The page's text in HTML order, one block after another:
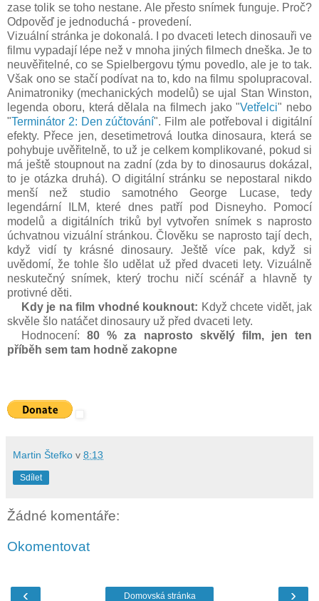
zase tolik se toho nestane. Ale přesto snímek funguje. Proč?
Odpověď je jednoduchá - provedení.
Vizuální stránka je dokonalá. I po dvaceti letech dinosauři ve
filmu vypadají lépe než v mnoha jiných filmech dneška. Je to
neuvěřitelné, co se Spielbergovu týmu povedlo, ale je to tak.
Však ono se stačí podívat na to, kdo na filmu spolupracoval.
Animatroniky (mechanických modelů) se ujal Stan Winston,
legenda oboru, která dělala na filmech jako "Vetřelci" nebo
"Terminátor 2: Den zúčtování". Film ale potřeboval i digitální
efekty. Přece jen, desetimetrová loutka dinosaura, která se
pohybuje uvěřitelně, to už je celkem komplikované, pokud si
má ještě stoupnout na zadní (zda by to dinosaurus dokázal,
to je otázka druhá). O digitální stránku se nepostaral nikdo
menší než studio samotného George Lucase, tedy
legendární ILM, které dnes patří pod Disneyho. Pomocí
modelů a digitálních triků byl vytvořen snímek s naprosto
úchvatnou vizuální stránkou. Člověku se naprosto tají dech,
když vidí ty krásné dinosaury. Ještě více pak, když si
uvědomí, že tohle šlo udělat už před dvaceti lety. Vizuálně
neskutečný snímek, který trochu ničí scénář a hlavně ty
protivné děti.
Kdy je na film vhodné kouknout: Když chcete vidět, jak
skvěle šlo natáčet dinosaury už před dvaceti lety.
Hodnocení:80 % za naprosto skvělý film, jen ten
příběh sem tam hodně zakopne
Martin Štefko v 8:13
Sdílet
Žádné komentáře:
Okomentovat
‹ ›
Domovská stránka